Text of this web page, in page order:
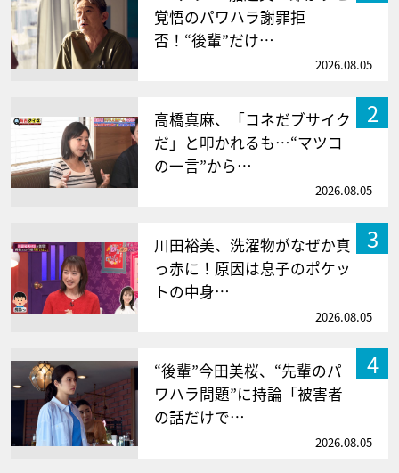
覚悟のパワハラ謝罪拒
否！“後輩”だけ…
2026.08.05
2
高橋真麻、「コネだブサイク
だ」と叩かれるも…“マツコ
の一言”から…
2026.08.05
3
川田裕美、洗濯物がなぜか真
っ赤に！原因は息子のポケッ
トの中身…
2026.08.05
4
“後輩”今田美桜、“先輩のパ
ワハラ問題”に持論「被害者
の話だけで…
2026.08.05